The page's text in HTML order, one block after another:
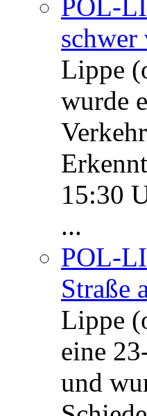
POL-
schwer
Lippe
wurde
15:30
...
POL-
Straße
Lippe
eine
und